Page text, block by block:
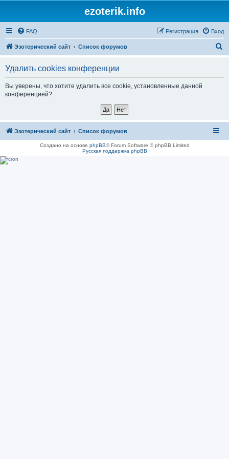
ezoterik.info
FAQ Вход
Регистрация
Эзотерический сайт Список форумов
Удалить cookies конференции
Вы уверены, что хотите удалить все cookie, установленные данной
конференцией?
Эзотерический сайт Список форумов
Создано на основе phpBB® Forum Software © phpBB Limited
Русская поддержка phpBB